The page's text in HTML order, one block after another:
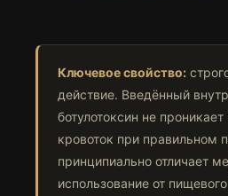
Ключевое свойство:
действие. Введённый
ботулотоксин не
кровоток при правильном
принципиально отличает
использование от